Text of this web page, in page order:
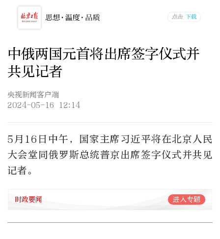
中俄两国元首将出席签字仪式并
共见记者
央视新闻客户端
2024-05-16 12:14
5月16日中午，国家主席习近平将在北京人民
大会堂同俄罗斯总统普京出席签字仪式并共见
记者。
时政要闻 进入专题